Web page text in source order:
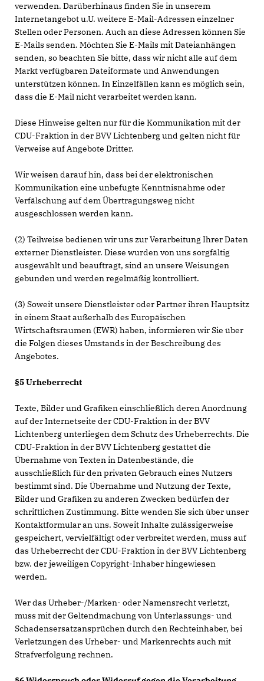
verwenden. Darüberhinaus finden Sie in unserem
Internetangebot u.U. weitere E-Mail-Adressen einzelner
Stellen oder Personen. Auch an diese Adressen können Sie
E-Mails senden. Möchten Sie E-Mails mit Dateianhängen
senden, so beachten Sie bitte, dass wir nicht alle auf dem
Markt verfügbaren Dateiformate und Anwendungen
unterstützen können. In Einzelfällen kann es möglich sein,
dass die E-Mail nicht verarbeitet werden kann.
Diese Hinweise gelten nur für die Kommunikation mit der
CDU-Fraktion in der BVV Lichtenberg und gelten nicht für
Verweise auf Angebote Dritter.
Wir weisen darauf hin, dass bei der elektronischen
Kommunikation eine unbefugte Kenntnisnahme oder
Verfälschung auf dem Übertragungsweg nicht
ausgeschlossen werden kann.
(2) Teilweise bedienen wir uns zur Verarbeitung Ihrer Daten
externer Dienstleister. Diese wurden von uns sorgfältig
ausgewählt und beauftragt, sind an unsere Weisungen
gebunden und werden regelmäßig kontrolliert.
(3) Soweit unsere Dienstleister oder Partner ihren Hauptsitz
in einem Staat außerhalb des Europäischen
Wirtschaftsraumen (EWR) haben, informieren wir Sie über
die Folgen dieses Umstands in der Beschreibung des
Angebotes.
§5 Urheberrecht
Texte, Bilder und Grafiken einschließlich deren Anordnung
auf der Internetseite der CDU-Fraktion in der BVV
Lichtenberg unterliegen dem Schutz des Urheberrechts. Die
CDU-Fraktion in der BVV Lichtenberg gestattet die
Übernahme von Texten in Datenbestände, die
ausschließlich für den privaten Gebrauch eines Nutzers
bestimmt sind. Die Übernahme und Nutzung der Texte,
Bilder und Grafiken zu anderen Zwecken bedürfen der
schriftlichen Zustimmung. Bitte wenden Sie sich über unser
Kontaktformular an uns. Soweit Inhalte zulässigerweise
gespeichert, vervielfältigt oder verbreitet werden, muss auf
das Urheberrecht der CDU-Fraktion in der BVV Lichtenberg
bzw. der jeweiligen Copyright-Inhaber hingewiesen
werden.
Wer das Urheber-/Marken- oder Namensrecht verletzt,
muss mit der Geltendmachung von Unterlassungs- und
Schadensersatzansprüchen durch den Rechteinhaber, bei
Verletzungen des Urheber- und Markenrechts auch mit
Strafverfolgung rechnen.